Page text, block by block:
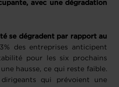
avec une dégradation
se dégradent par rapport au
des entreprises anticipent
pour les six prochains
hausse, ce qui reste faible.
qui prévoient une